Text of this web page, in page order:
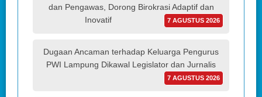
dan Pengawas, Dorong Birokrasi Adaptif dan
Inovatif
7 AGUSTUS 2026
Dugaan Ancaman terhadap Keluarga Pengurus
PWI Lampung Dikawal Legislator dan Jurnalis
7 AGUSTUS 2026